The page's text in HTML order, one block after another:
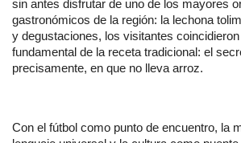
sin antes disfrutar de uno de los mayores
gastronómicos de la región: la lechona
y degustaciones, los visitantes
fundamental de la receta tradicional: el
precisamente, en que no lleva arroz.
Con el fútbol como punto de encuentro, la